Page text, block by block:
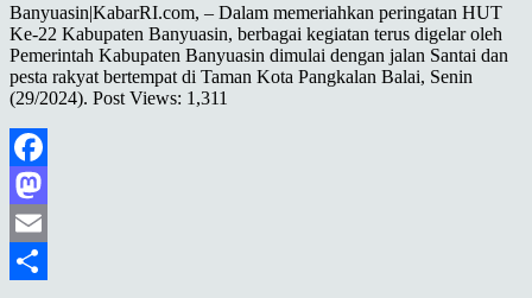
Banyuasin|KabarRI.com, – Dalam memeriahkan peringatan HUT
Ke-22 Kabupaten Banyuasin, berbagai kegiatan terus digelar oleh
Pemerintah Kabupaten Banyuasin dimulai dengan jalan Santai dan
pesta rakyat bertempat di Taman Kota Pangkalan Balai, Senin
(29/2024). Post Views: 1,311
Facebook
Mastodon
Email